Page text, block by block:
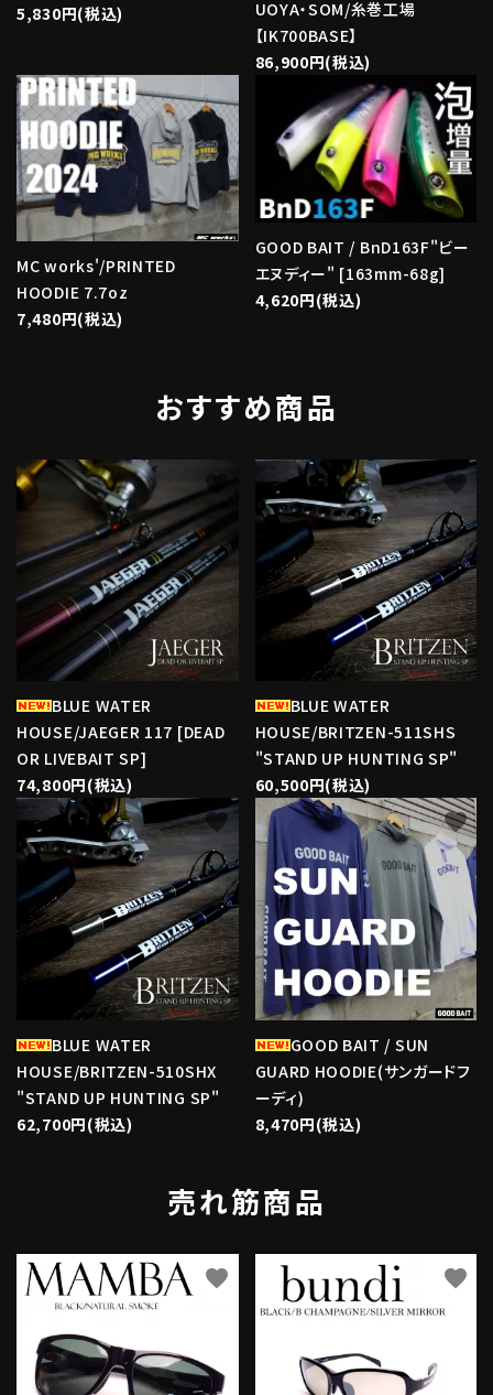
5,830円(税込)
UOYA・SOM/糸巻工場
【IK700BASE】
86,900円(税込)
MC works'/PRINTED
HOODIE 7.7oz
7,480円(税込)
GOOD BAIT / BnD163F"ビー
エヌディー" [163mm-68g]
4,620円(税込)
おすすめ商品
BLUE WATER
HOUSE/JAEGER 117 [DEAD
OR LIVEBAIT SP]
74,800円(税込)
favorite
BLUE WATER
HOUSE/BRITZEN-511SHS
"STAND UP HUNTING SP"
60,500円(税込)
favorite
BLUE WATER
HOUSE/BRITZEN-510SHX
"STAND UP HUNTING SP"
62,700円(税込)
favorite
GOOD BAIT / SUN
GUARD HOODIE(サンガードフ
ーディ)
8,470円(税込)
favorite
売れ筋商品
favorite favorite